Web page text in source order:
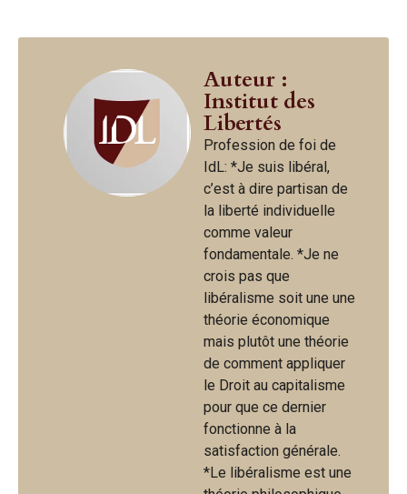
Auteur :
Institut des
Libertés
Profession de foi de
IdL: *Je suis libéral,
c’est à dire partisan de
la liberté individuelle
comme valeur
fondamentale. *Je ne
crois pas que
libéralisme soit une une
théorie économique
mais plutôt une théorie
de comment appliquer
le Droit au capitalisme
pour que ce dernier
fonctionne à la
satisfaction générale.
*Le libéralisme est une